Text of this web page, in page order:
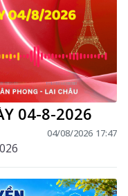
04-8-2026
04/08/2026 17:47